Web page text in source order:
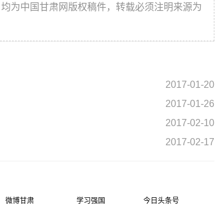
为中国甘肃网版权稿件，转载必须注明来源为
2017-01-20
2017-01-26
2017-02-10
2017-02-17
微博甘肃 学习强国 今日头条号